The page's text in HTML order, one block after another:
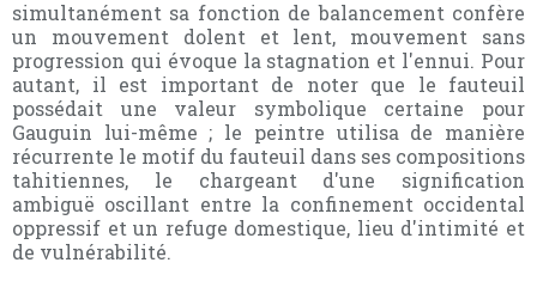
simultanément sa fonction de balancement confère
un mouvement dolent et lent, mouvement sans
progression qui évoque la stagnation et l'ennui. Pour
autant, il est important de noter que le fauteuil
possédait une valeur symbolique certaine pour
Gauguin lui-même ; le peintre utilisa de manière
récurrente le motif du fauteuil dans ses compositions
tahitiennes, le chargeant d'une signification
ambiguë oscillant entre la confinement occidental
oppressif et un refuge domestique, lieu d'intimité et
de vulnérabilité.